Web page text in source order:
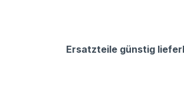
Ersatzteile günstig